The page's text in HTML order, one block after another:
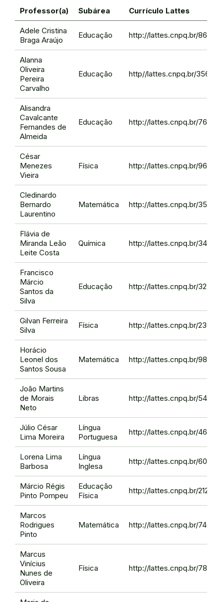
Professor(a) Subárea Currículo Lattes
Adele Cristina
Braga Araújo
Educação http://lattes.cnpq.br/
Alanna
Oliveira
Pereira
Carvalho
Educação http//lattes.cnpq.br/
Alisandra
Cavalcante
Fernandes de
Almeida
Educação http://lattes.cnpq.br/
César
Menezes
Vieira
Física http://lattes.cnpq.br/
Cledinardo
Bernardo
Laurentino
Matemática http://lattes.cnpq.br/
Flávia de
Miranda Leão
Leite Costa
Química http://lattes.cnpq.br/
Francisco
Márcio
Santos da
Silva
Educação http://lattes.cnpq.br/
Gilvan Ferreira
Silva
Física http://lattes.cnpq.br/
Horácio
Leonel dos
Santos Sousa
Matemática http://lattes.cnpq.br/
João Martins
de Morais
Neto
Libras http://lattes.cnpq.br/
Júlio César
Lima Moreira
Língua
Portuguesa
http://lattes.cnpq.br/
Lorena Lima
Barbosa
Língua
Inglesa
http://lattes.cnpq.br/
Márcio Régis
Pinto Pompeu
Educação
Física
http://lattes.cnpq.br/
Marcos
Rodrigues
Pinto
Matemática http://lattes.cnpq.br/
Marcus
Vinícius
Nunes de
Oliveira
Física http://lattes.cnpq.br/